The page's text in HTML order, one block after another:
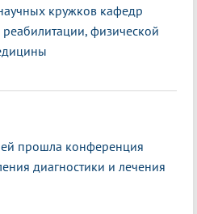
кружков кафедр
физической
прошла конференция
диагностики и лечения